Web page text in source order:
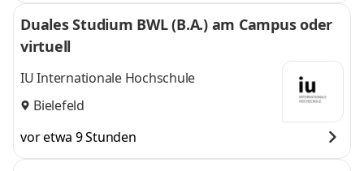
Duales Studium BWL (B.A.) am Campus oder
virtuell
IU Internationale Hochschule
Bielefeld
vor etwa 9 Stunden